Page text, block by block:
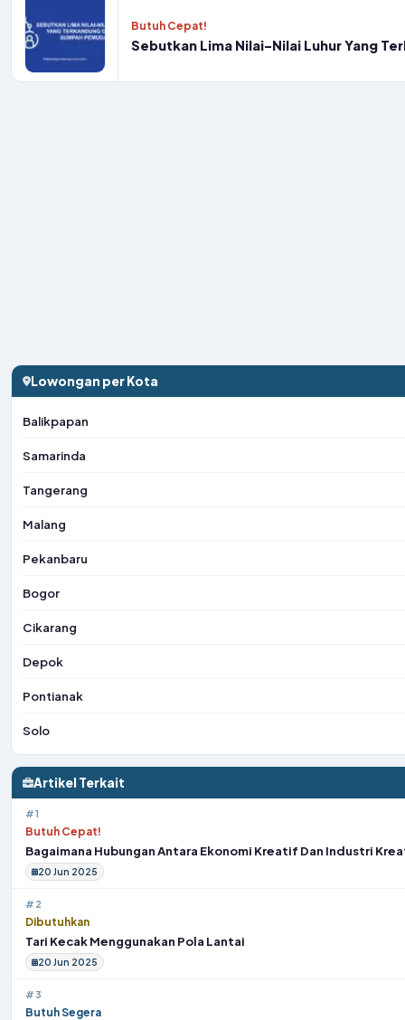
Butuh Cepat!
Sebutkan Lima Nilai-Nilai Luhur Yang
Lowongan per Kota
Balikpapan
Samarinda
Tangerang
Malang
Pekanbaru
Bogor
Cikarang
Depok
Pontianak
Solo
Artikel Terkait
#1
Butuh Cepat!
Bagaimana Hubungan Antara Ekonomi Kreatif Dan Industri
20 Jun 2025
#2
Dibutuhkan
Tari Kecak Menggunakan Pola Lantai
20 Jun 2025
#3
Butuh Segera